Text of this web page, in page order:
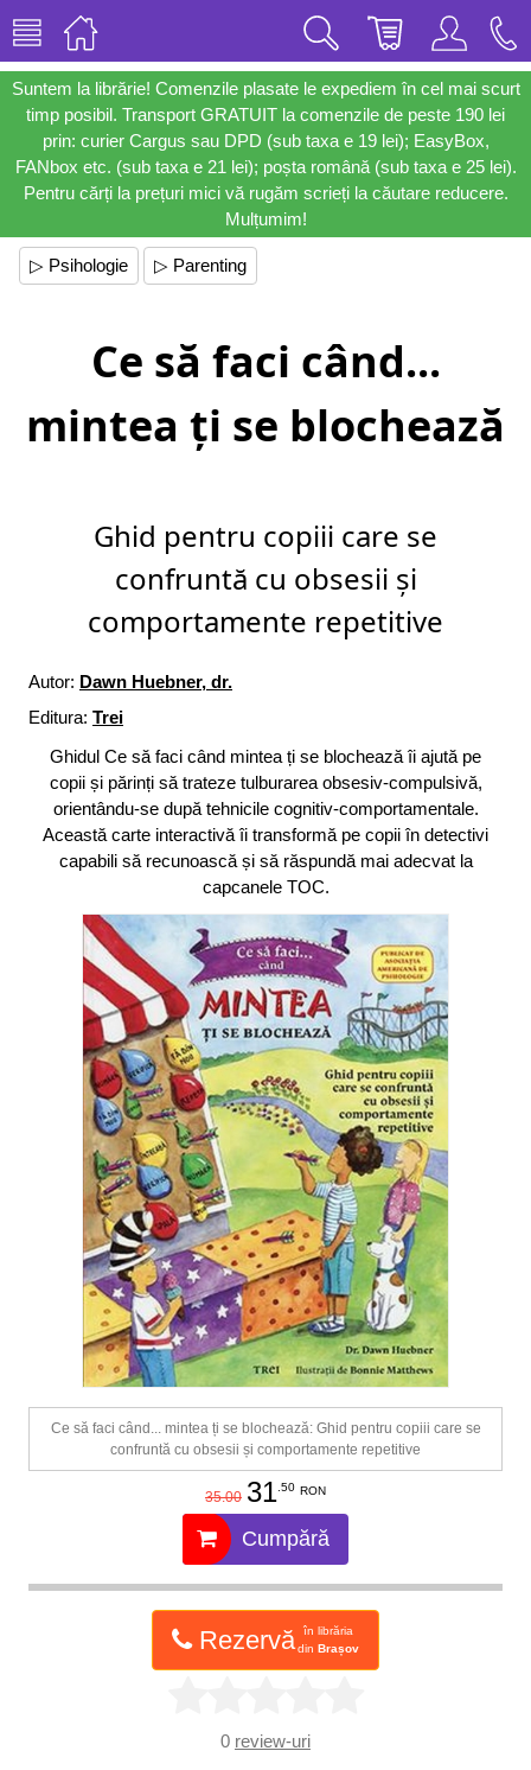
Suntem la librărie! Comenzile plasate le expediem în cel mai scurt
timp posibil. Transport GRATUIT la comenzile de peste 190 lei
prin: curier Cargus sau DPD (sub taxa e 19 lei); EasyBox,
FANbox etc. (sub taxa e 21 lei); poșta română (sub taxa e 25 lei).
Pentru cărți la prețuri mici vă rugăm scrieți la căutare reducere.
Mulțumim!
▷ Psihologie ▷ Parenting
Ce să faci când...
mintea ți se blochează
Ghid pentru copiii care se
confruntă cu obsesii și
comportamente repetitive
Autor: Dawn Huebner, dr.
Editura: Trei
Ghidul Ce să faci când mintea ți se blochează îi ajută pe
copii și părinți să trateze tulburarea obsesiv-compulsivă,
orientându-se după tehnicile cognitiv-comportamentale.
Această carte interactivă îi transformă pe copii în detectivi
capabili să recunoască și să răspundă mai adecvat la
capcanele TOC.
Ce să faci când... mintea ți se blochează: Ghid pentru copiii care se
confruntă cu obsesii și comportamente repetitive
35.00 31.50 RON
Cumpără
Rezervă
în librăria
din Brașov
0 review-uri